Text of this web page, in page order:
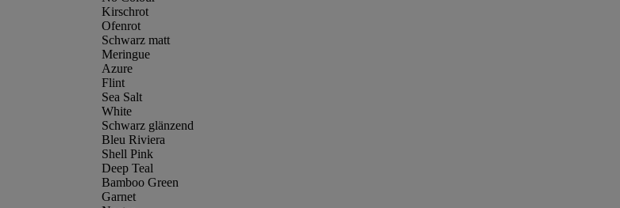
Kirschrot
Ofenrot
Schwarz matt
Meringue
Azure
Flint
Sea Salt
White
Schwarz glänzend
Bleu Riviera
Shell Pink
Deep Teal
Bamboo Green
Garnet